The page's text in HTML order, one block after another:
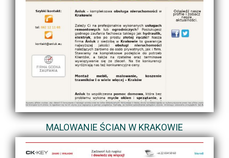
MALOWANIE ŚCIAN W KRAKOWIE